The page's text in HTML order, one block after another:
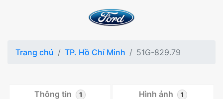
Trang chủ TP. Hồ Chí Minh 51G-829.79
Thông tin 1 Hình ảnh 1